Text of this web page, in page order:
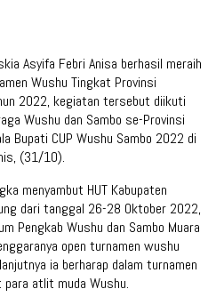
Asyifa Febri Anisa berhasil meraih
Wushu Tingkat Provinsi
2022, kegiatan tersebut diikuti
Wushu dan Sambo se-Provinsi
Bupati CUP Wushu Sambo 2022 di
(31/10).
menyambut HUT Kabupaten
dari tanggal 26-28 Oktober 2022,
Pengkab Wushu dan Sambo Muara
open turnamen wushu
ia berharap dalam turnamen
atlit muda Wushu.